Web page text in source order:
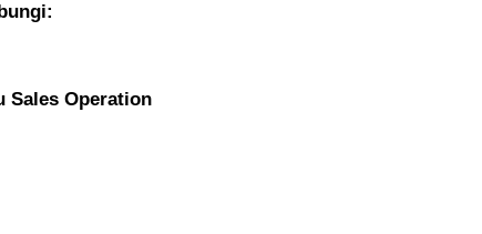
Sales Operation